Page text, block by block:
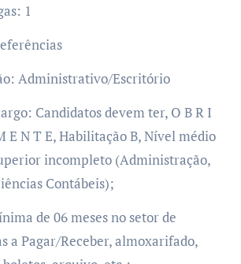
1
Administrativo/Escritório
Candidatos devem ter, O B R I
E N T E, Habilitação B, Nível médio
incompleto (Administração,
Contábeis);
de 06 meses no setor de
a Pagar/Receber, almoxarifado,